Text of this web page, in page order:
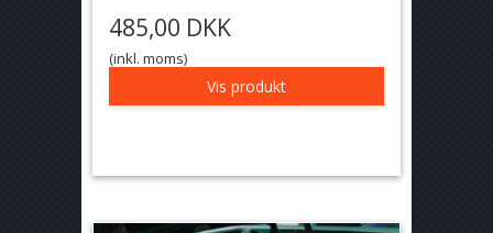
485,00 DKK
(inkl. moms)
Vis produkt